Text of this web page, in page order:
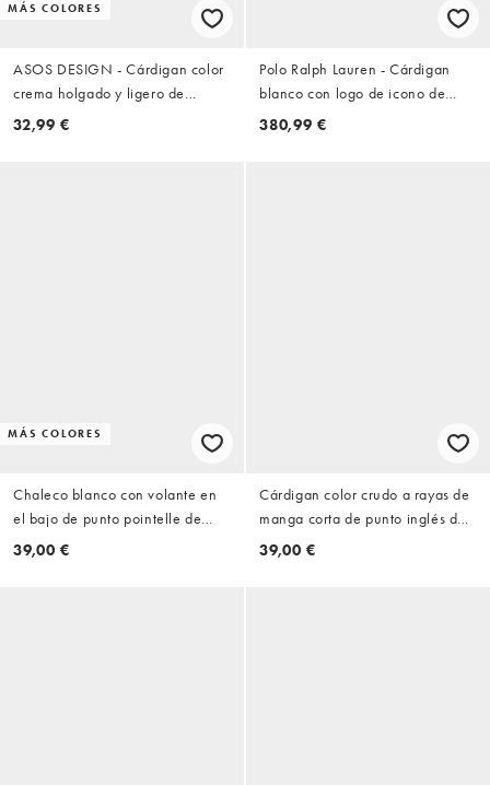
MÁS COLORES
ASOS DESIGN - Cárdigan color
crema holgado y ligero de
manga corta
32,99 €
Polo Ralph Lauren - Cárdigan
blanco con logo de icono de
punto
380,99 €
MÁS COLORES
Chaleco blanco con volante en
el bajo de punto pointelle de
Brave Soul
39,00 €
Cárdigan color crudo a rayas de
manga corta de punto inglés de
Brave Soul
39,00 €